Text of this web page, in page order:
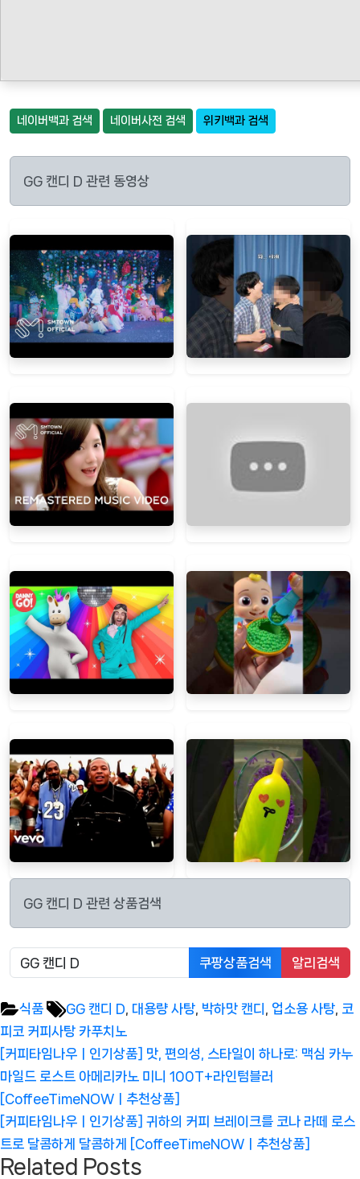
네이버백과 검색 네이버사전 검색 위키백과 검색
GG 캔디 D 관련 동영상
GG 캔디 D 관련 상품검색
쿠팡상품검색 알리검색
식품 Tags:
GG 캔디 D 대용량 사탕 박하맛 캔디 업소용 사탕 코
피코 커피사탕 카푸치노
글
탐
색
Previous
Post:
[커피타임나우ㅣ인기상품] 맛, 편의성, 스타일이 하나로: 맥심 카누
마일드 로스트 아메리카노 미니 100T+라인텀블러
[CoffeeTimeNOWㅣ추천상품]
Next
Post:
[커피타임나우ㅣ인기상품] 귀하의 커피 브레이크를 코나 라떼 로스
트로 달콤하게 달콤하게 [CoffeeTimeNOWㅣ추천상품]
Related Posts